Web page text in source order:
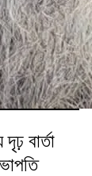
বার্তা